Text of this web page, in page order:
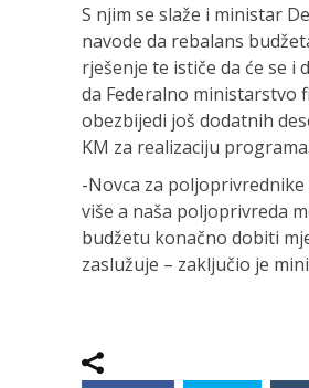
S njim se slaže i ministar
navode da rebalans
rješenje te ističe da će se i
da Federalno ministarstvo
obezbijedi još dodatnih
KM za realizaciju programa.
-Novca za
više a naša poljoprivreda
budžetu konačno dobiti
zaslužuje – zaključio je